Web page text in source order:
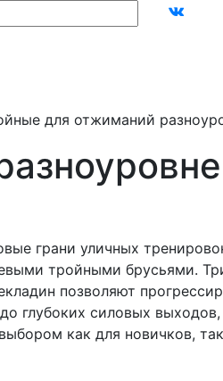
для отжиманий
грани уличных
тройными брусьями.
позволяют
глубоких силовых выходов,
как для новичков,